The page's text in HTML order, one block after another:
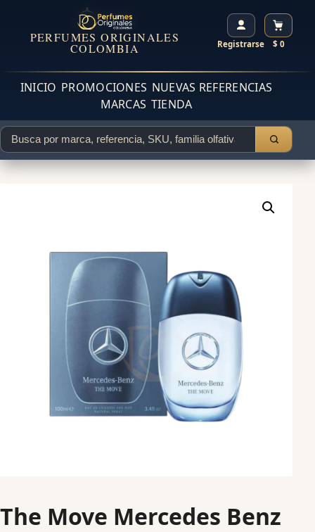
PERFUMES ORIGINALES
COLOMBIA Registrarse $ 0
INICIO PROMOCIONES NUEVAS REFERENCIAS
MARCAS TIENDA
The Move Mercedes Benz